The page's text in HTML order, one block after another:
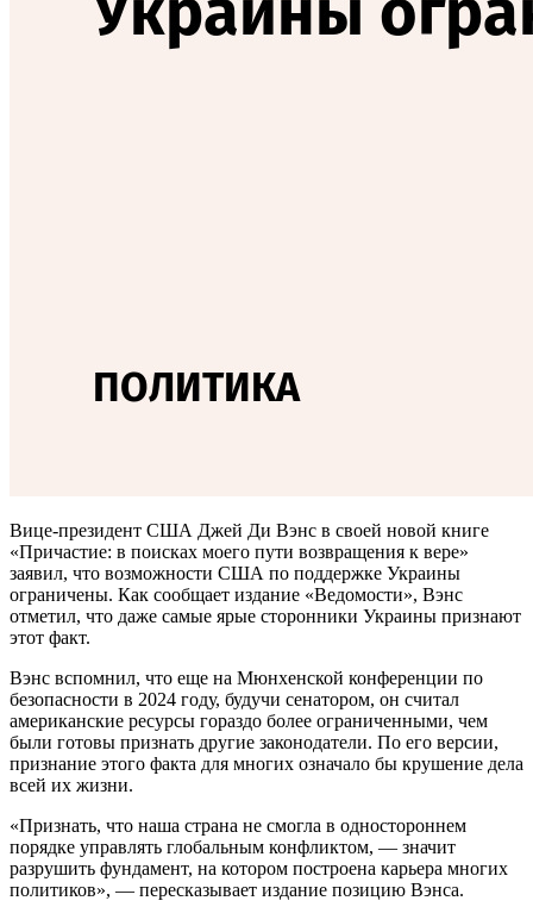
Вице-президент США Джей Ди Вэнс в своей новой книге
«Причастие: в поисках моего пути возвращения к вере»
заявил, что возможности США по поддержке Украины
ограничены. Как сообщает издание «Ведомости», Вэнс
отметил, что даже самые ярые сторонники Украины признают
этот факт.
Вэнс вспомнил, что еще на Мюнхенской конференции по
безопасности в 2024 году, будучи сенатором, он считал
американские ресурсы гораздо более ограниченными, чем
были готовы признать другие законодатели. По его версии,
признание этого факта для многих означало бы крушение дела
всей их жизни.
«Признать, что наша страна не смогла в одностороннем
порядке управлять глобальным конфликтом, — значит
разрушить фундамент, на котором построена карьера многих
политиков», — пересказывает издание позицию Вэнса.